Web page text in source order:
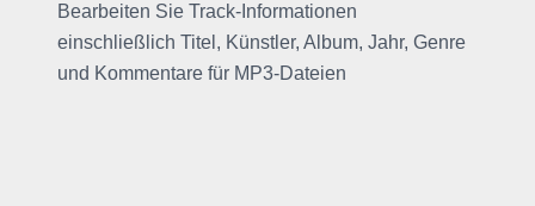
Bearbeiten Sie Track-Informationen
einschließlich Titel, Künstler, Album, Jahr, Genre
und Kommentare für MP3-Dateien